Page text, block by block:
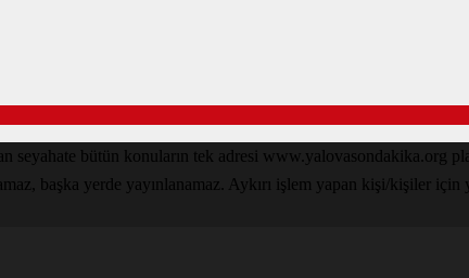
seyahate bütün konuların tek adresi www.yalovasondakika.org
başka yerde yayınlanamaz. Aykırı işlem yapan kişi/kişiler için